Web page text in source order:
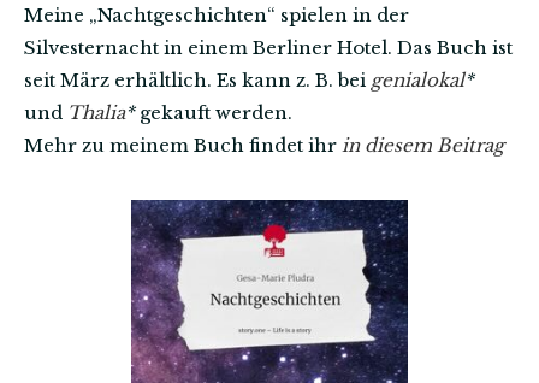
Meine „Nachtgeschichten“ spielen in der
Silvesternacht in einem Berliner Hotel. Das Buch ist
seit März erhältlich. Es kann z. B. bei genialokal*
und Thalia*gekauft werden.
Mehr zu meinem Buch findet ihr in diesem Beitrag